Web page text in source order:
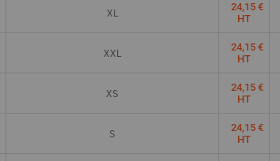
XL
24,15 €
HT
XXL
24,15 €
HT
XS
24,15 €
HT
S
24,15 €
HT